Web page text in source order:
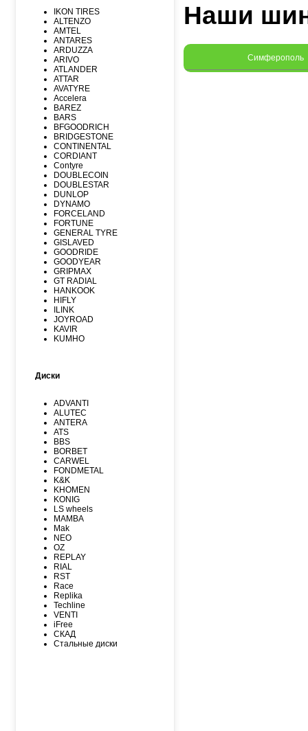
IKON TIRES
ALTENZO
AMTEL
ANTARES
ARDUZZA
ARIVO
ATLANDER
ATTAR
AVATYRE
Accelera
BAREZ
BARS
BFGOODRICH
BRIDGESTONE
CONTINENTAL
CORDIANT
Contyre
DOUBLECOIN
DOUBLESTAR
DUNLOP
DYNAMO
FORCELAND
FORTUNE
GENERAL TYRE
GISLAVED
GOODRIDE
GOODYEAR
GRIPMAX
GT RADIAL
HANKOOK
HIFLY
ILINK
JOYROAD
KAVIR
KUMHO
LEAO
MATADOR
MAXXIS
MICHELIN
MIRAGE
NEXEN
NITTO
NOKIAN
NOKIAN NORDMAN
Nordman Nordman
ONYX
PACE
PIRELLI
PIRELLI Formula
ROADCRUZA
ROADKING
ROADMARCH
ROADSTONE
ROTALLA
SAILUN
SATOYA
SONIX
SUNFULL
TIGAR
TORERO
TORQUE
TOURADOR
Диски
ADVANTI
ALUTEC
ANTERA
ATS
BBS
BORBET
CARWEL
FONDMETAL
K&K
KHOMEN
KONIG
LS wheels
MAMBA
Mak
NEO
OZ
REPLAY
RIAL
RST
Race
Replika
Techline
VENTI
iFree
СКАД
Стальные диски
Наши
Симферополь